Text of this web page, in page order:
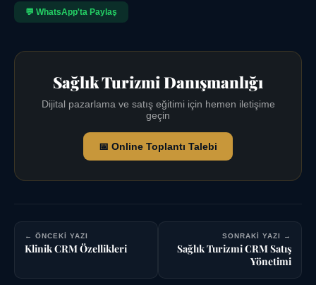
💬 WhatsApp'ta Paylaş
Sağlık Turizmi Danışmanlığı
Dijital pazarlama ve satış eğitimi için hemen iletişime
geçin
📅 Online Toplantı Talebi
← ÖNCEKI YAZI
Klinik CRM Özellikleri
SONRAKI YAZI →
Sağlık Turizmi CRM Satış
Yönetimi